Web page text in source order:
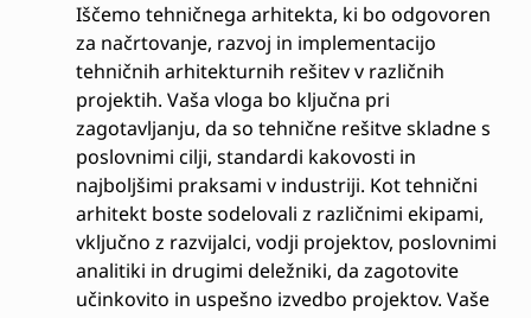
Iščemo tehničnega arhitekta, ki bo odgovoren
za načrtovanje, razvoj in implementacijo
tehničnih arhitekturnih rešitev v različnih
projektih. Vaša vloga bo ključna pri
zagotavljanju, da so tehnične rešitve skladne s
poslovnimi cilji, standardi kakovosti in
najboljšimi praksami v industriji. Kot tehnični
arhitekt boste sodelovali z različnimi ekipami,
vključno z razvijalci, vodji projektov, poslovnimi
analitiki in drugimi deležniki, da zagotovite
učinkovito in uspešno izvedbo projektov. Vaše